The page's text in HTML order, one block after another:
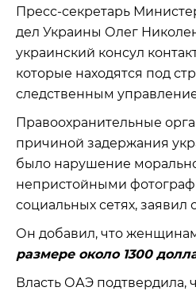
Пресс-секретарь
дел Украины Олег
украинский консул
которые находятся под
следственным
Правоохранительные
причиной задержания
было нарушение
непристойными
социальных сетях, заявил
Он добавил, что
размере около 1300
Власть ОАЭ подтвердила,